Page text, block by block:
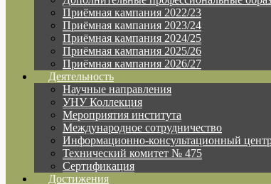
Приёмная кампания 2022/23
Приёмная кампания 2023/24
Приёмная кампания 2024/25
Приёмная кампания 2025/26
Приёмная кампания 2026/27
Деятельность
Научные направления
УНУ Коллекция
Мероприятия института
Международное сотрудничество
Информационно-консультационный
Технический комитет № 475
Сертификация
Достижения